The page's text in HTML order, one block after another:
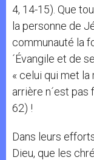
4, 14-15). Que
la personne de
communauté la
´Évangile et de
« celui qui met la
arrière n´est pas
62) !
Dans leurs
Dieu, que les